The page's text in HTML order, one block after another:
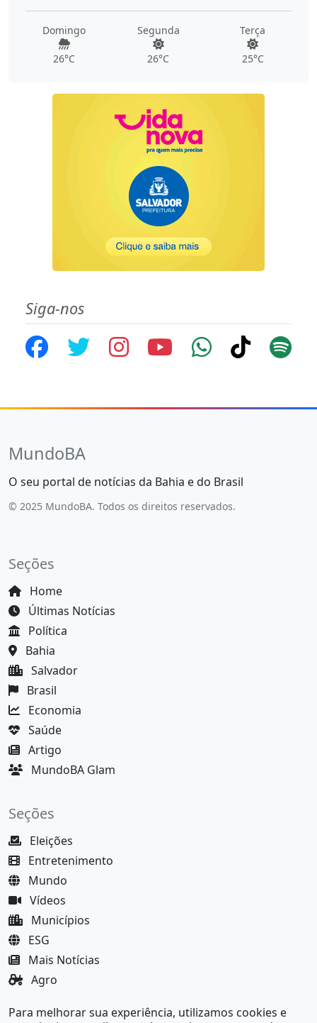
Domingo
26°C
Segunda
26°C
Terça
25°C
Siga-nos
MundoBA
O seu portal de notícias da Bahia e do Brasil
© 2025 MundoBA. Todos os direitos reservados.
Seções
Home
Últimas Notícias
Política
Bahia
Salvador
Brasil
Economia
Saúde
Artigo
MundoBA Glam
Seções
Eleições
Entretenimento
Mundo
Vídeos
Municípios
ESG
Mais Notícias
Agro
MundoBA Black
Para melhorar sua experiência, utilizamos cookies e